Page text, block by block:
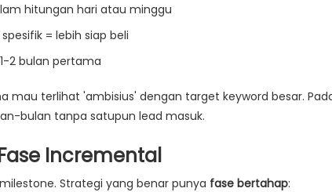
hitungan hari atau minggu
= lebih siap beli
2 bulan pertama
mau terlihat 'ambisius' dengan target keyword besar.
bulan tanpa satupun lead masuk.
Incremental
Strategi yang benar punya fase bertahap: